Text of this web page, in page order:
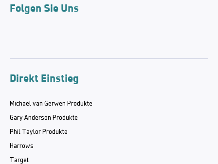
Folgen Sie Uns
Direkt Einstieg
Michael van Gerwen Produkte
Gary Anderson Produkte
Phil Taylor Produkte
Harrows
Target